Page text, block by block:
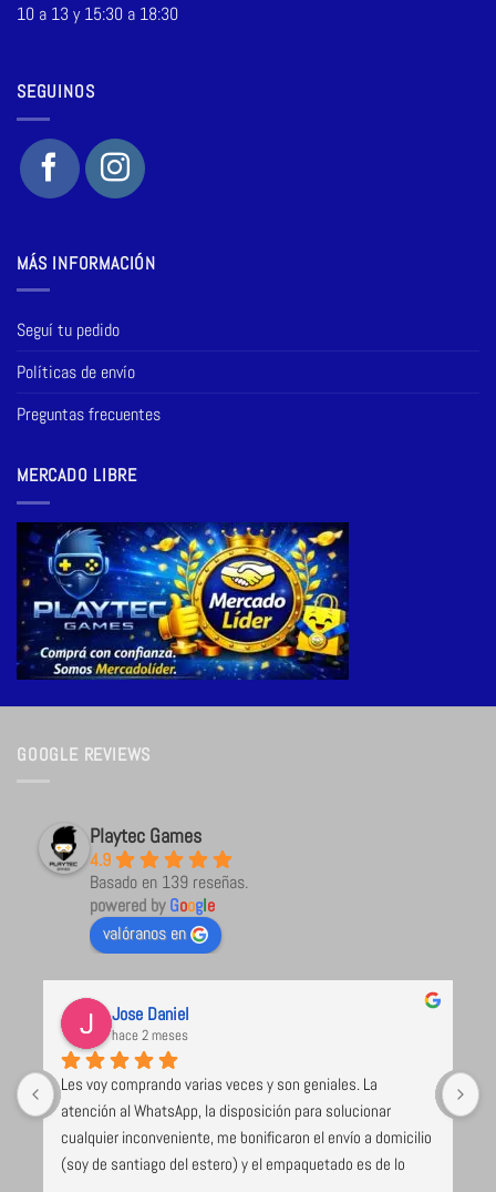
10 a 13 y 15:30 a 18:30
SEGUINOS
MÁS INFORMACIÓN
Seguí tu pedido
Políticas de envío
Preguntas frecuentes
MERCADO LIBRE
GOOGLE REVIEWS
Playtec Games
4.9
Basado en 139 reseñas.
powered byGoogle
valóranos en
Jose Daniel
hace 2 meses
Les voy comprando varias veces y son geniales. La
atención al WhatsApp, la disposición para solucionar
cualquier inconveniente, me bonificaron el envío a domicilio
(soy de santiago del estero) y el empaquetado es de lo